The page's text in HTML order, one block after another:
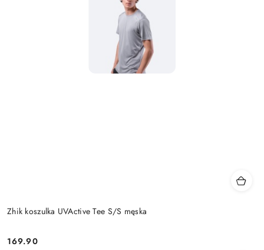
Zhik koszulka UVActive Tee S/S męska
Cena:
169.90